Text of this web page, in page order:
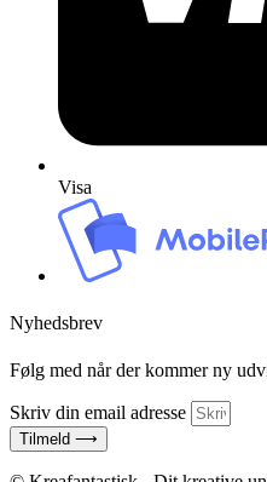
Visa
Nyhedsbrev
Følg med når der kommer ny
Skriv din email adresse
Tilmeld ⟶